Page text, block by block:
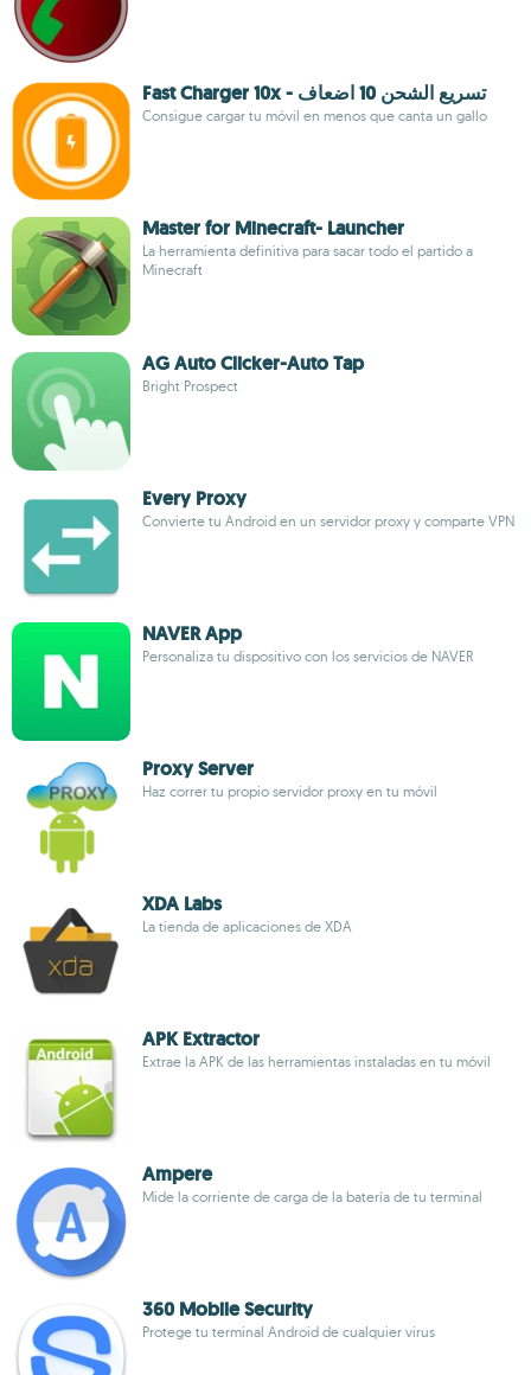
Fast Charger 10x - تسريع الشحن 10 اضعاف
Consigue cargar tu móvil en menos que canta un gallo
Master for Minecraft- Launcher
La herramienta definitiva para sacar todo el partido a
Minecraft
AG Auto Clicker-Auto Tap
Bright Prospect
Every Proxy
Convierte tu Android en un servidor proxy y comparte VPN
NAVER App
Personaliza tu dispositivo con los servicios de NAVER
Proxy Server
Haz correr tu propio servidor proxy en tu móvil
XDA Labs
La tienda de aplicaciones de XDA
APK Extractor
Extrae la APK de las herramientas instaladas en tu móvil
Ampere
Mide la corriente de carga de la batería de tu terminal
360 Mobile Security
Protege tu terminal Android de cualquier virus